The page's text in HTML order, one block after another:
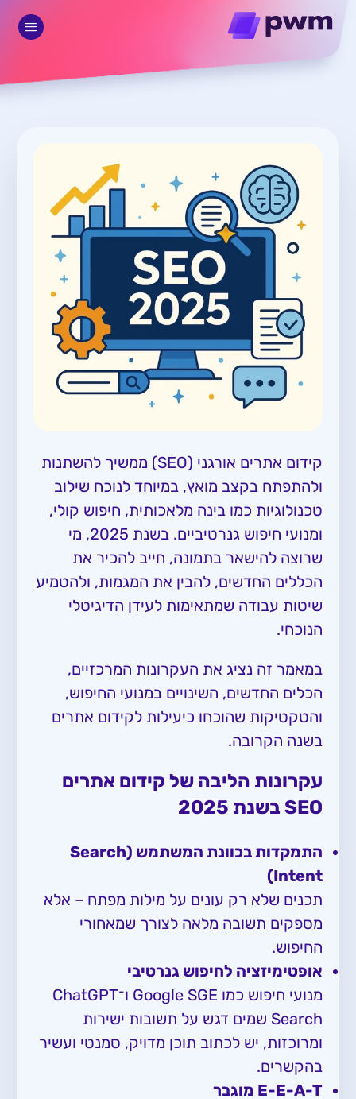
קידום אתרים אורגני (SEO) ממשיך להשתנות
ולהתפתח בקצב מואץ, במיוחד לנוכח שילוב
טכנולוגיות כמו בינה מלאכותית, חיפוש קולי,
ומנועי חיפוש גנרטיביים. בשנת 2025, מי
שרוצה להישאר בתמונה, חייב להכיר את
הכללים החדשים, להבין את המגמות, ולהטמיע
שיטות עבודה שמתאימות לעידן הדיגיטלי
הנוכחי.
במאמר זה נציג את העקרונות המרכזיים,
הכלים החדשים, השינויים במנועי החיפוש,
והטקטיקות שהוכחו כיעילות לקידום אתרים
בשנה הקרובה.
עקרונות הליבה של קידום אתרים
SEO בשנת 2025
התמקדות בכוונת המשתמש (Search
Intent)
תכנים שלא רק עונים על מילות מפתח – אלא
מספקים תשובה מלאה לצורך שמאחורי
החיפוש.
אופטימיזציה לחיפוש גנרטיבי
מנועי חיפוש כמו Google SGE ו־ChatGPT
Search שמים דגש על תשובות ישירות
ומרוכזות, יש לכתוב תוכן מדויק, סמנטי ועשיר
בהקשרים.
E-E-A-T מוגבר